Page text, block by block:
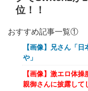
位！！
おすすめ記事一覧①
【画像】兄さん「
や」
【画像】激エロ体
親御さんに披露して